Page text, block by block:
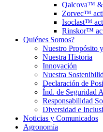
Qalcova™
Zorvec™
Isoclast™
Rinskor™
Quiénes Somos?
Nuestro Propósito
Nuestra Historia
Innovación
Nuestra
Declaración de
Índ. de Seguridad
Responsabilidad
Diversidad e
Noticias y Comunicados
Agronomía